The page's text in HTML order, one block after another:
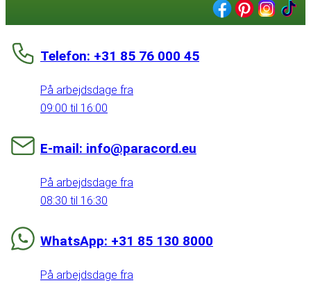
Telefon: +31 85 76 000 45
På arbejdsdage fra
09:00 til 16:00
E-mail: info@paracord.eu
På arbejdsdage fra
08:30 til 16:30
WhatsApp: +31 85 130 8000
På arbejdsdage fra